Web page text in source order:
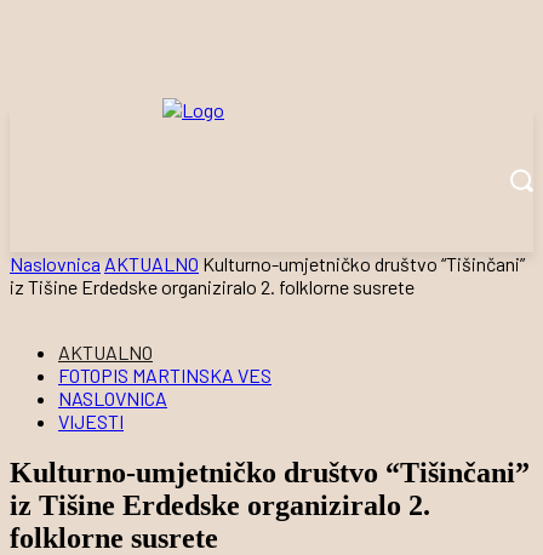
Naslovnica AKTUALNO Kulturno-umjetničko društvo “Tišinčani”
iz Tišine Erdedske organiziralo 2. folklorne susrete
AKTUALNO
FOTOPIS MARTINSKA VES
NASLOVNICA
VIJESTI
Kulturno-umjetničko društvo “Tišinčani”
iz Tišine Erdedske organiziralo 2.
folklorne susrete